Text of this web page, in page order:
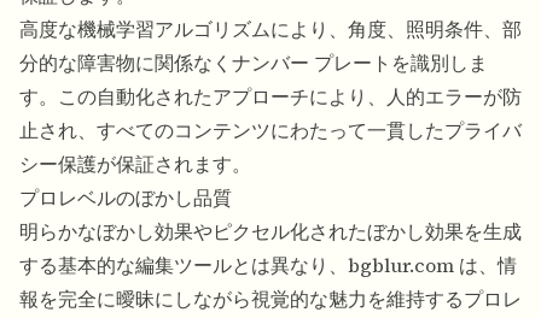
高度な機械学習アルゴリズムにより、角度、照明条件、部
分的な障害物に関係なくナンバー プレートを識別しま
す。この自動化されたアプローチにより、人的エラーが防
止され、すべてのコンテンツにわたって一貫したプライバ
シー保護が保証されます。
プロレベルのぼかし品質
明らかなぼかし効果やピクセル化されたぼかし効果を生成
する基本的な編集ツールとは異なり、bgblur.com は、情
報を完全に曖昧にしながら視覚的な魅力を維持するプロレ